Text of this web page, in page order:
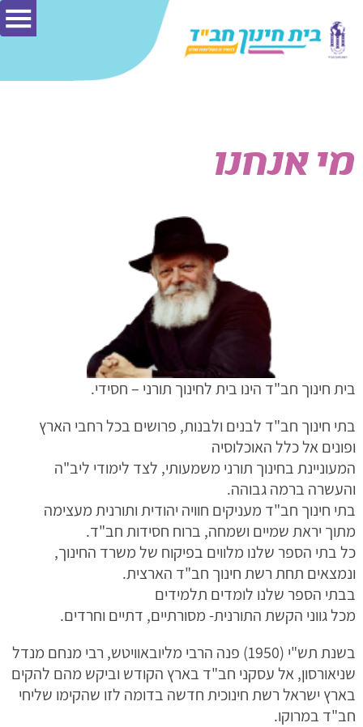
מי אנחנו
בית חינוך חב"ד הינו בית לחינוך תורני – חסידי.
בתי חינוך חב"ד לבנים ולבנות, פרושים בכל רחבי הארץ
ופונים אל כלל האוכלוסיה
המעוניינת בחינוך תורני משמעותי, לצד לימודי ליב"ה
והעשרה ברמה גבוהה.
בתי חינוך חב"ד מעניקים חוויה יהודית ותורנית מעצימה
מתוך יראת שמיים ושמחה, ברוח חסידות חב"ד.
כל בתי הספר שלנו מלווים בפיקוח של משרד החינוך,
ונמצאים תחת רשת חינוך חב"ד הארצית.
בבתי הספר שלנו לומדים תלמידים
מכל גווני הקשת התורנית- מסורתיים, דתיים וחרדים.
בשנת תש"י (1950) פנה הרבי מליובאוויטש, רבי מנחם מנדל
שניאורסון, אל עסקני חב"ד בארץ הקודש וביקש מהם להקים
בארץ ישראל רשת חינוכית חדשה בדומה לזו שהקימו שליחי
חב"ד במרוקו.